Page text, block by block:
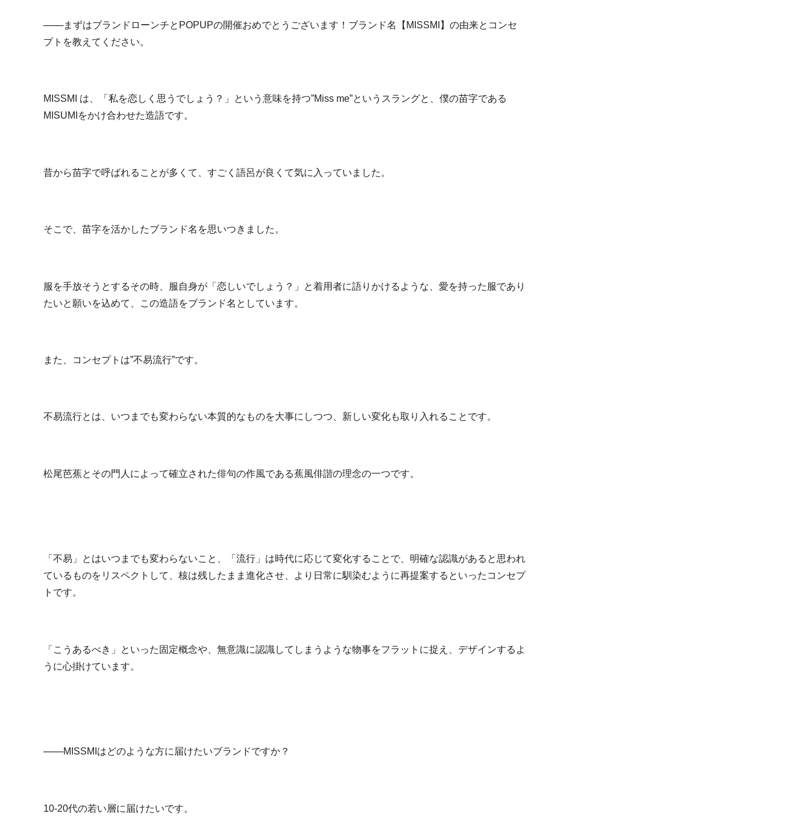
───まずはブランドローンチとPOPUPの開催おめでとうございます！ブランド名【MISSMI】の由来とコンセ
プトを教えてください。
MISSMI は、「私を恋しく思うでしょう？」という意味を持つ”Miss me”というスラングと、僕の苗字である
MISUMIをかけ合わせた造語です。
昔から苗字で呼ばれることが多くて、すごく語呂が良くて気に入っていました。
そこで、苗字を活かしたブランド名を思いつきました。
服を手放そうとするその時、服自身が「恋しいでしょう？」と着用者に語りかけるような、愛を持った服であり
たいと願いを込めて、この造語をブランド名としています。
また、コンセプトは”不易流行”です。
不易流行とは、いつまでも変わらない本質的なものを大事にしつつ、新しい変化も取り入れることです。
松尾芭蕉とその門人によって確立された俳句の作風である蕉風俳諧の理念の一つです。
「不易」とはいつまでも変わらないこと、「流行」は時代に応じて変化することで、明確な認識があると思われ
ているものをリスペクトして、核は残したまま進化させ、より日常に馴染むように再提案するといったコンセプ
トです。
「こうあるべき」といった固定概念や、無意識に認識してしまうような物事をフラットに捉え、デザインするよ
うに心掛けています。
───MISSMIはどのような方に届けたいブランドですか？
10-20代の若い層に届けたいです。